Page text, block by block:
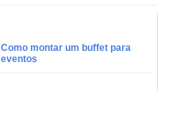
Como montar um buffet para
eventos